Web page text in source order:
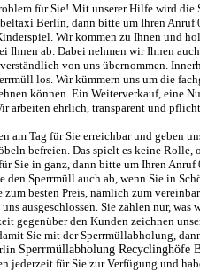
für Sie! Mit unserer Hilfe wird die
Berlin, dann bitte um Ihren
Wir kommen zu Ihnen und
Ihnen ab. Dabei nehmen wir Ihnen
von uns übernommen.
los. Wir kümmern uns um die
können. Ein Weiterverkauf, eine
arbeiten ehrlich, transparent und
am Tag für Sie erreichbar und geben
befreien. Das spielt es keine Rolle,
Sie in ganz, dann bitte um Ihren Anruf
den Sperrmüll auch ab, wenn Sie in
zum besten Preis, nämlich zum
ausgeschlossen. Sie zahlen nur,
gegenüber den Kunden zeichnen
Sie mit derSperrmüllabholung ,
Sperrmüllabholung Recyclinghöfe
jederzeit für Sie zur Verfügung und